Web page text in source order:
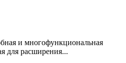
и многофункциональная
для расширения...